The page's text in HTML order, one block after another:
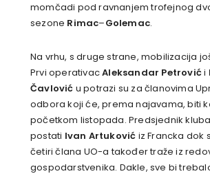
momčadi pod ravnanjem trofejnog
sezone Rimac–Golemac.
Na vrhu, s druge strane, mobilizacija
Prvi operativacAleksandar Petrovići
Čavlović u potrazi su za članovima
odbora koji će, prema najavama, biti
početkom listopada. Predsjednik
postati Ivan Artuković iz Francka dok
četiri člana UO-a također traže iz
gospodarstvenika. Dakle, sve bi